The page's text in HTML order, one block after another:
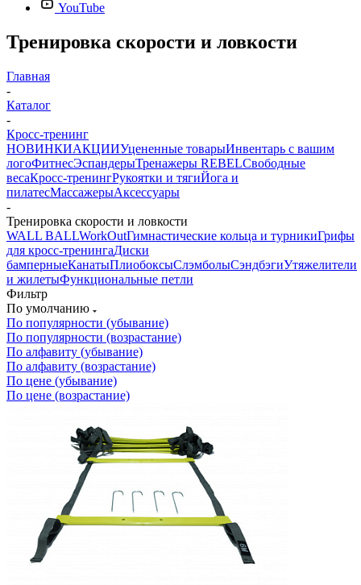
YouTube
Тренировка скорости и ловкости
Главная
-
Каталог
-
Кросс-тренинг
НОВИНКИАКЦИИУцененные товарыИнвентарь с вашим
логоФитнесЭспандерыТренажеры REBELСвободные
весаКросс-тренингРукоятки и тягиЙога и
пилатесМассажерыАксессуары
-
Тренировка скорости и ловкости
WALL BALLWorkOutГимнастические кольца и турникиГрифы
для кросс-тренингаДиски
бамперныеКанатыПлиобоксыСлэмболыСэндбэгиУтяжелители
и жилетыФункциональные петли
Фильтр
По умолчанию
По популярности (убывание)
По популярности (возрастание)
По алфавиту (убывание)
По алфавиту (возрастание)
По цене (убывание)
По цене (возрастание)